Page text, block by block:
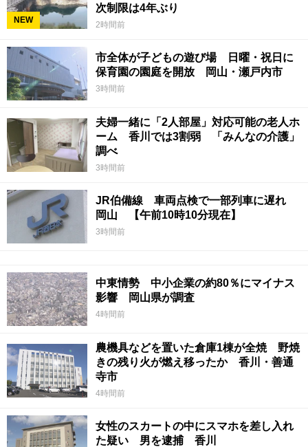
NEW
次制限は4年ぶり
2時間前
市全体が子どもの遊び場 日曜・祝日に
保育園の園庭を開放 岡山・瀬戸内市
3時間前
夫婦一緒に「2人部屋」対応可能の老人ホ
ーム 香川では3割弱 「みんなの介護」
調べ
3時間前
JR伯備線 車両点検で一部列車に遅れ
岡山 【午前10時10分現在】
3時間前
中東情勢 中小企業の約80％にマイナス
影響 岡山県が調査
4時間前
農機具などを置いた倉庫1棟が全焼 野焼
きの残り火が燃え移ったか 香川・善通
寺市
4時間前
女性のスカートの中にスマホを差し入れ
た疑い 男を逮捕 香川